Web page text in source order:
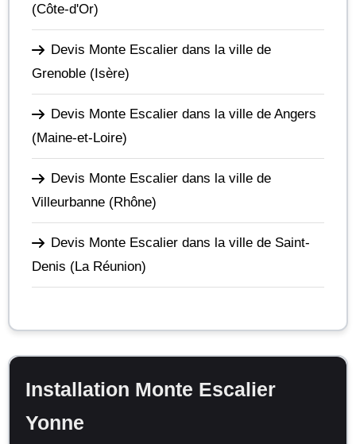
(Côte-d'Or)
Devis Monte Escalier dans la ville de
Grenoble (Isère)
Devis Monte Escalier dans la ville de Angers
(Maine-et-Loire)
Devis Monte Escalier dans la ville de
Villeurbanne (Rhône)
Devis Monte Escalier dans la ville de Saint-
Denis (La Réunion)
Installation Monte Escalier
Yonne